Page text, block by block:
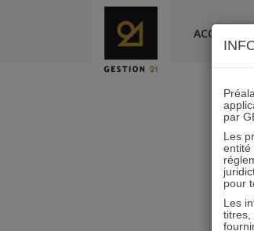
ACCUEIL
par
Les
entité
pour
Les
titres,